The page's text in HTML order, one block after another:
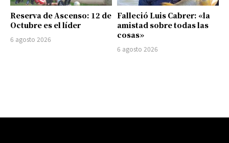
Reserva de Ascenso: 12 de
Octubre es el líder
6 agosto 2026
Falleció Luis Cabrer: «la
amistad sobre todas las
cosas»
6 agosto 2026